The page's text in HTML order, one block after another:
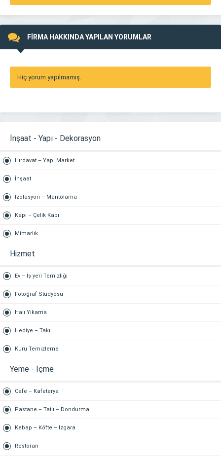
FİRMA HAKKINDA YAPILAN YORUMLAR
Hiç yorum yapılmamış.
İnşaat - Yapı - Dekorasyon
Hırdavat – Yapı Market
İnşaat
İzolasyon – Mantolama
Kapı – Çelik Kapı
Mimarlık
Hizmet
Ev – İş yeri Temizliği
Fotoğraf Stüdyosu
Halı Yıkama
Hediye – Takı
Kuru Temizleme
Yeme - İçme
Cafe – Kafeterya
Pastane – Tatlı – Dondurma
Kebap – Köfte – Izgara
Restoran